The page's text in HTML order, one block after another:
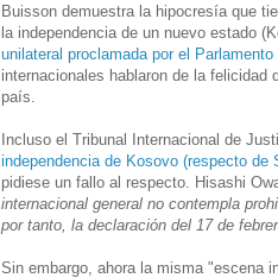
Buisson demuestra la hipocresía que
la independencia de un nuevo estado
unilateral proclamada por el Parlamento
internacionales hablaron de la
país.
Incluso el Tribunal Internacional de
independencia de Kosovo (respecto de
pidiese un fallo al respecto. Hisashi
internacional general no contempla
por tanto, la declaración del 17 de
Sin embargo, ahora la misma "escena